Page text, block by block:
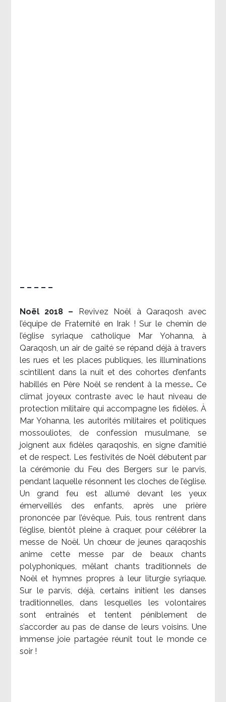
– – – – –
Noël 2018 –
Revivez Noël à Qaraqosh avec
l’équipe de Fraternité en Irak ! Sur le chemin de
l’église syriaque catholique Mar Yohanna, à
Qaraqosh, un air de gaité se répand déjà à travers
les rues et les places publiques, les illuminations
scintillent dans la nuit et des cohortes d’enfants
habillés en Père Noël se rendent à la messe… Ce
climat joyeux contraste avec le haut niveau de
protection militaire qui accompagne les fidèles. À
Mar Yohanna, les autorités militaires et politiques
mossouliotes, de confession musulmane, se
joignent aux fidèles qaraqoshis, en signe d’amitié
et de respect. Les festivités de Noël débutent par
la cérémonie du Feu des Bergers sur le parvis,
pendant laquelle résonnent les cloches de l’église.
Un grand feu est allumé devant les yeux
émerveillés des enfants, après une prière
prononcée par l’évêque. Puis, tous rentrent dans
l’église, bientôt pleine à craquer, pour célébrer la
messe de Noël. Un chœur de jeunes qaraqoshis
anime cette messe par de beaux chants
polyphoniques, mêlant chants traditionnels de
Noël et hymnes propres à leur liturgie syriaque.
Sur le parvis, déjà, certains initient les danses
traditionnelles, dans lesquelles les volontaires
sont entraînés et tentent péniblement de
s’accorder au pas de danse de leurs voisins. Une
immense joie partagée réunit tout le monde ce
soir !